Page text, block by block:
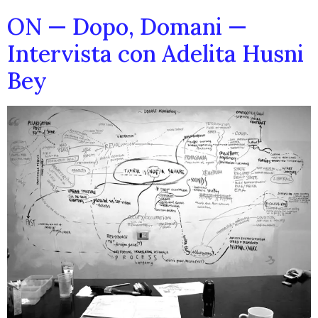
ON — Dopo, Domani —
Intervista con Adelita Husni
Bey